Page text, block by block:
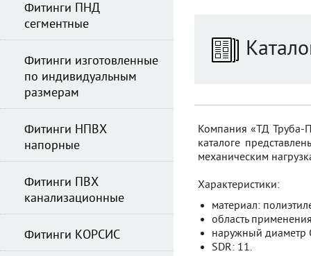
Компания «ТД Труба-
каталоге
механическим
Характеристики:
материал:
область
наружный диаметр
SDR: 11.
Фитинги ПНД
сегментные
Фитинги изготовленные
по индивидуальным
размерам
Фитинги НПВХ
напорные
Фитинги ПВХ
канализационные
Фитинги КОРСИС